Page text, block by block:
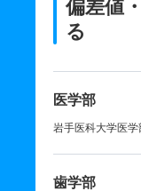
偏差値
る
医学部
岩手医科大学医
歯学部